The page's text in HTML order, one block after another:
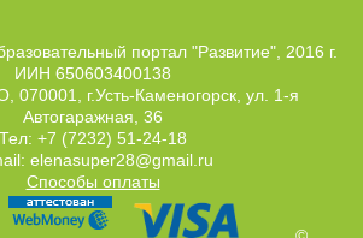
портал "Развитие", 2016 г.
ИИН 650603400138
070001, г.Усть-Каменогорск, ул. 1-я
Автогаражная, 36
Тел: +7 (7232) 51-24-18
elenasuper28@gmail.ru
Способы оплаты